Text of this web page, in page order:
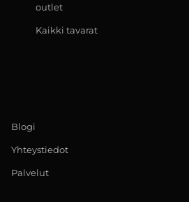
outlet
Kaikki tavarat
Blogi
Yhteystiedot
Palvelut